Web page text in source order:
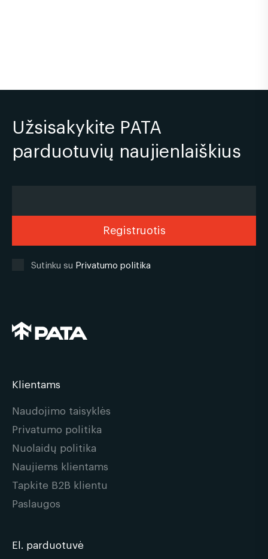
Užsisakykite PATA
parduotuvių naujienlaiškius
Sutinku su Privatumo politika
Klientams
Naudojimo taisyklės
Privatumo politika
Nuolaidų politika
Naujiems klientams
Tapkite B2B klientu
Paslaugos
El. parduotuvė